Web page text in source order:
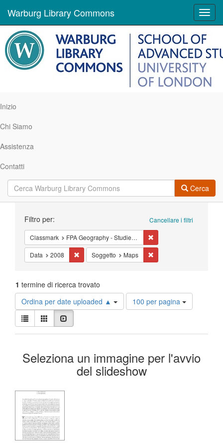
Warburg Library Commons
Inizio
Chi Siamo
Assistenza
Contatti
Cerca
Cancellare i filtri
Filtro per:
Classmark FPA Geography - Studies - Cartography
Data 2008 Cancella il filtro Data: 2008
Soggetto Maps
1 termine di ricerca trovato
Ordina per date uploaded ▲
Risultati
per
100 per pagina
Visualizza
i
risultati
Lista Galleria
Risultati
della
Seleziona un immagine per l'avvio
del slideshow